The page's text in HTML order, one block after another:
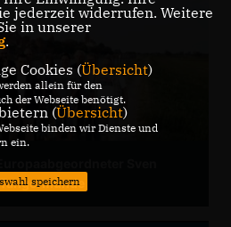
jederzeit widerrufen. Weitere
in unserer
.
Cookies (Übersicht)
allein für den
der Webseite benötigt.
(Übersicht)
binden wir Dienste und
ein.
speichern